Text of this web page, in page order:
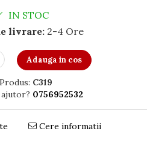
IN STOC
livrare:2-4 Ore
Adauga in cos
C319
0756952532
Cere informatii